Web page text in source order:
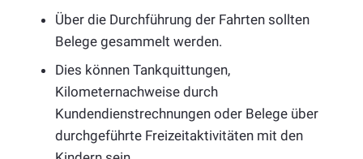
Über die Durchführung der Fahrten sollten
Belege gesammelt werden.
Dies können Tankquittungen,
Kilometernachweise durch
Kundendienstrechnungen oder Belege über
durchgeführte Freizeitaktivitäten mit den